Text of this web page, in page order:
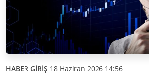
HABER GİRİŞ 18 Haziran 2026 14:56